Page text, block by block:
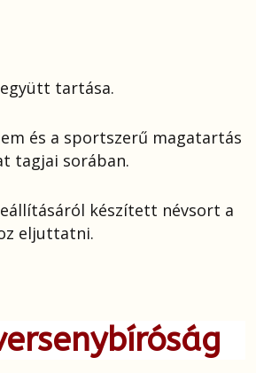
tartása.
és a sportszerű magatartás
tagjai sorában.
készített névsort a
eljuttatni.